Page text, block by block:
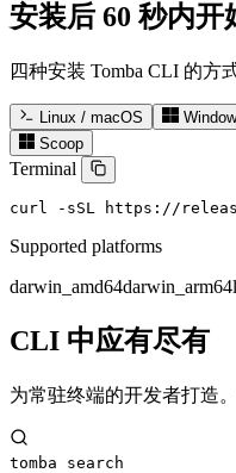
安装后 60 秒内开
四种安装 Tomba CLI 的方
Linux / macOS
Scoop
Terminal
curl -sSL https://
Supported platforms
darwin_amd64darwin_arm64
CLI 中应有尽有
为常驻终端的开发者打造
tomba search